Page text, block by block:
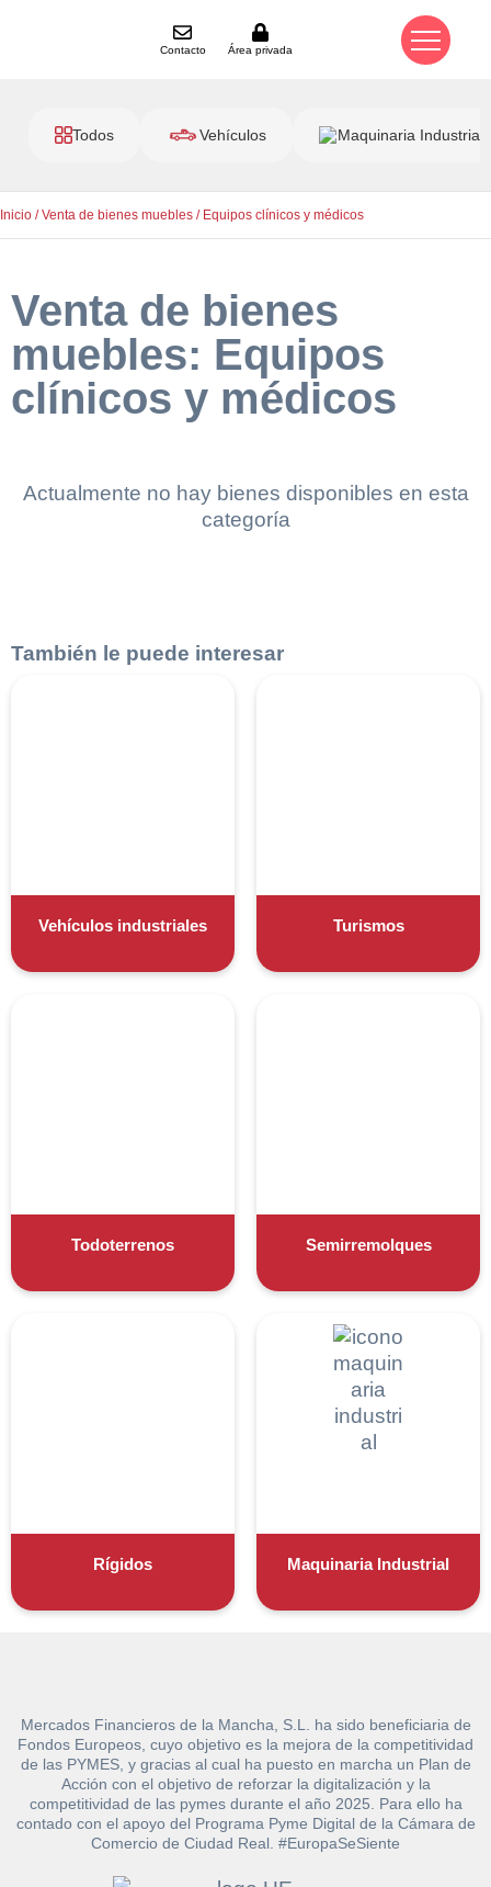
Contacto Área privada
Todos Vehículos Maquinaria Industrial
Inicio /Venta de bienes muebles / Equipos clínicos y médicos
Venta de bienes
muebles: Equipos
clínicos y médicos
Actualmente no hay bienes disponibles en esta
categoría
También le puede interesar
Vehículos industriales Turismos
Todoterrenos Semirremolques
Rígidos Maquinaria Industrial
Mercados Financieros de la Mancha, S.L. ha sido beneficiaria de
Fondos Europeos, cuyo objetivo es la mejora de la competitividad
de las PYMES, y gracias al cual ha puesto en marcha un Plan de
Acción con el objetivo de reforzar la digitalización y la
competitividad de las pymes durante el año 2025. Para ello ha
contado con el apoyo del Programa Pyme Digital de la Cámara de
Comercio de Ciudad Real. #EuropaSeSiente
Sobre Merfinsa
Venta de bienes muebles
Equipamiento
CONTACTO
926 25 08 86